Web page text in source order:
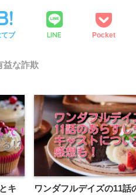
ブ LINE Pocket
益な詐欺
キ
ワンダフルデイズの11話